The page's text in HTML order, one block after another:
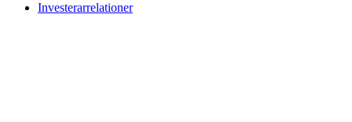
Investerarrelationer